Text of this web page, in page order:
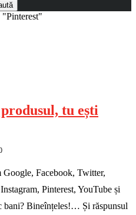
"Pinterest"
tu ești
Facebook, Twitter,
Pinterest, YouTube și
bani? Bineînțeles!… Și răspunsul